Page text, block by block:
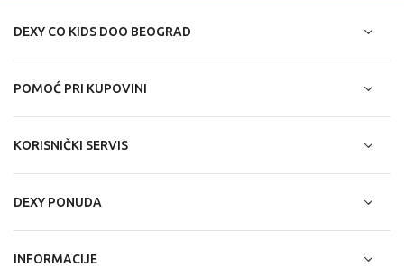
DEXY CO KIDS DOO BEOGRAD
POMOĆ PRI KUPOVINI
KORISNIČKI SERVIS
DEXY PONUDA
INFORMACIJE